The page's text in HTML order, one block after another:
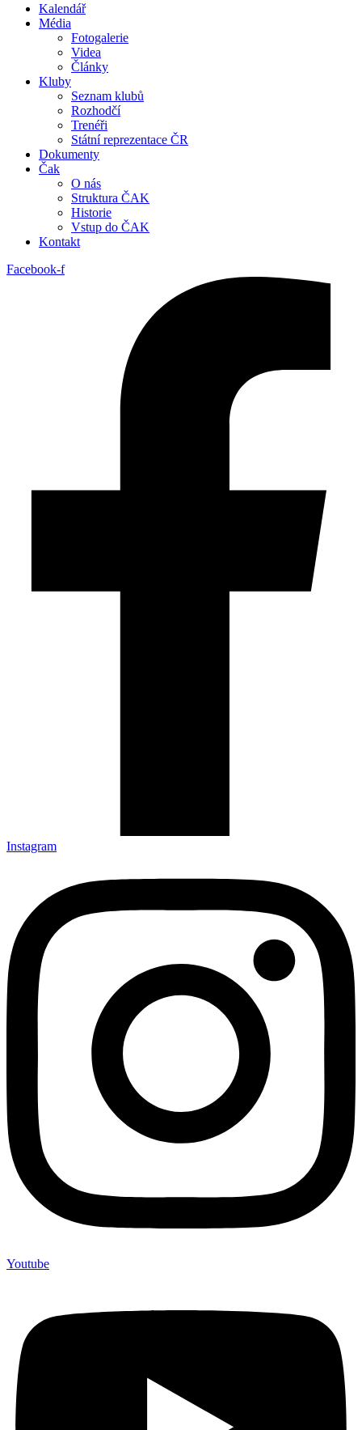
Kalendář
Média
Fotogalerie
Videa
Články
Kluby
Seznam klubů
Rozhodčí
Trenéři
Státní reprezentace ČR
Dokumenty
Čak
O nás
Struktura ČAK
Historie
Vstup do ČAK
Kontakt
Facebook-f
Instagram
Youtube